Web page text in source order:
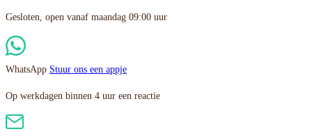
Gesloten, open vanaf maandag 09:00 uur
WhatsApp Stuur ons een appje
Op werkdagen binnen 4 uur een reactie